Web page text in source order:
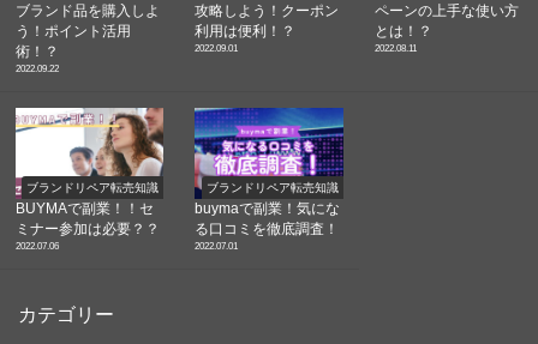
ブランド品を購入しよ
う！ポイント活用
術！？
2022.09.22
攻略しよう！クーポン
利用は便利！？
2022.09.01
ペーンの上手な使い方
とは！？
2022.08.11
ブランドリペア転売知識
BUYMAで副業！！セ
ミナー参加は必要？？
2022.07.06
ブランドリペア転売知識
buymaで副業！気にな
る口コミを徹底調査！
2022.07.01
カテゴリー